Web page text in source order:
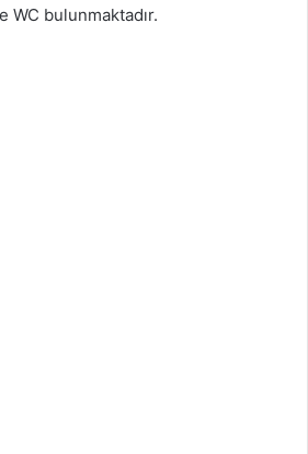
WC bulunmaktadır.